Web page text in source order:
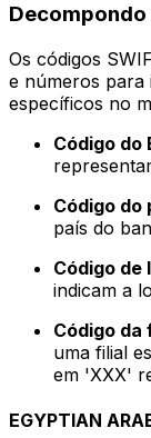
Decompondo
Os códigos
e números para
específicos no
Código do
Código do
país do
Código de
indicam a
Código da
uma filial
em 'XXX'
EGYPTIAN